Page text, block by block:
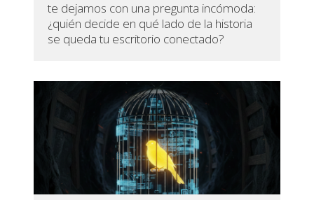
te dejamos con una pregunta incómoda:
¿quién decide en qué lado de la historia
se queda tu escritorio conectado?